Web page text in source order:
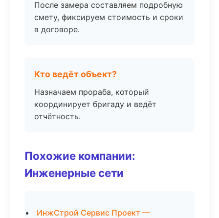
После замера составляем подробную
смету, фиксируем стоимость и сроки
в договоре.
Кто ведёт объект?
Назначаем прораба, который
координирует бригаду и ведёт
отчётность.
Похожие компании:
Инженерные сети
ИнжСтрой Сервис Проект —